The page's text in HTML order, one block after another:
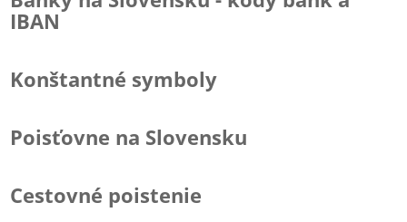
IBAN
Konštantné symboly
Poisťovne na Slovensku
Cestovné poistenie